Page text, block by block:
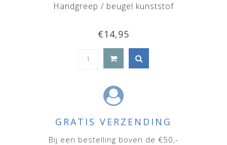
Handgreep / beugel kunststof
€14,95
GRATIS VERZENDING
Bij een bestelling boven de €50,-